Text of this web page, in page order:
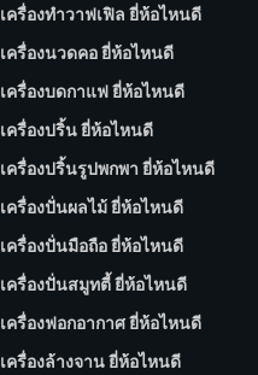
เครื่องทำวาฟเฟิล ยี่ห้อไหนดี
เครื่องนวดคอ ยี่ห้อไหนดี
เครื่องบดกาแฟ ยี่ห้อไหนดี
เครื่องปริ้น ยี่ห้อไหนดี
เครื่องปริ้นรูปพกพา ยี่ห้อไหนดี
เครื่องปั่นผลไม้ ยี่ห้อไหนดี
เครื่องปั่นมือถือ ยี่ห้อไหนดี
เครื่องปั่นสมูทตี้ ยี่ห้อไหนดี
เครื่องฟอกอากาศ ยี่ห้อไหนดี
เครื่องล้างจาน ยี่ห้อไหนดี